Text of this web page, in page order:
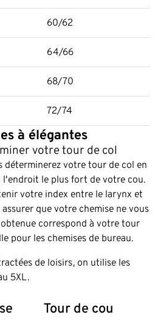
60/62
64/66
68/70
72/74
à élégantes
votre tour de col
déterminerez votre tour de col en
l'endroit le plus fort de votre cou.
votre index entre le larynx et
que votre chemise ne vous
correspond à votre tour
pour les chemises de bureau.
de loisirs, on utilise les
5XL.
Tour de cou